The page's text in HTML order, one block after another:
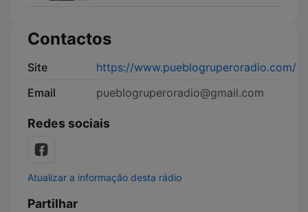
Contactos
Site
https://www.pueblogruperoradio.com/
Email
pueblogruperoradio@gmail.com
Redes sociais
Atualizar a informação desta rádio
Partilhar